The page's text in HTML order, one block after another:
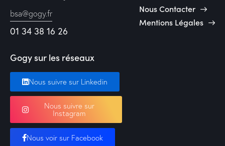
bsa@gogy.fr
01 34 38 16 26
Nous Contacter
Mentions Légales
Gogy sur les réseaux
Nous suivre sur Linkedin
Nous suivre sur
Instagram
Nous voir sur Facebook